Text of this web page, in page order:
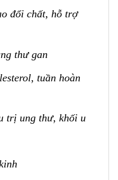
đổi chất, hỗ trợ
thư gan
tuần hoàn
trị ung thư, khối u